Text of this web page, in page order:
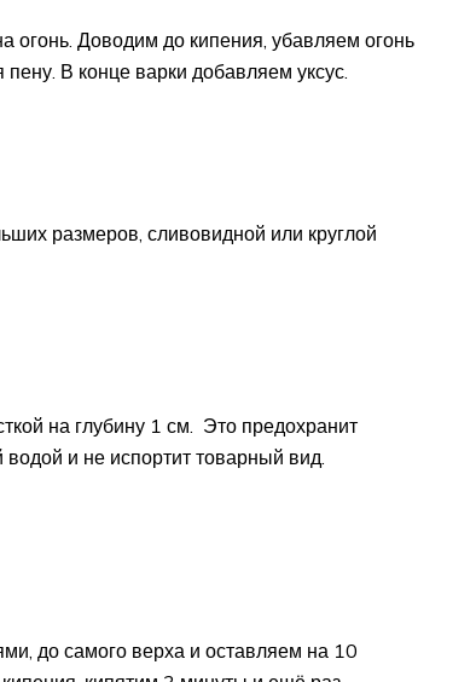
огонь. Доводим до кипения, убавляем огонь
В конце варки добавляем уксус.
размеров, сливовидной или круглой
на глубину 1 см. Это предохранит
и не испортит товарный вид.
до самого верха и оставляем на 10